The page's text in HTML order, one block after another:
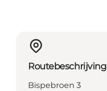
Routebeschrijving
Bispebroen 3